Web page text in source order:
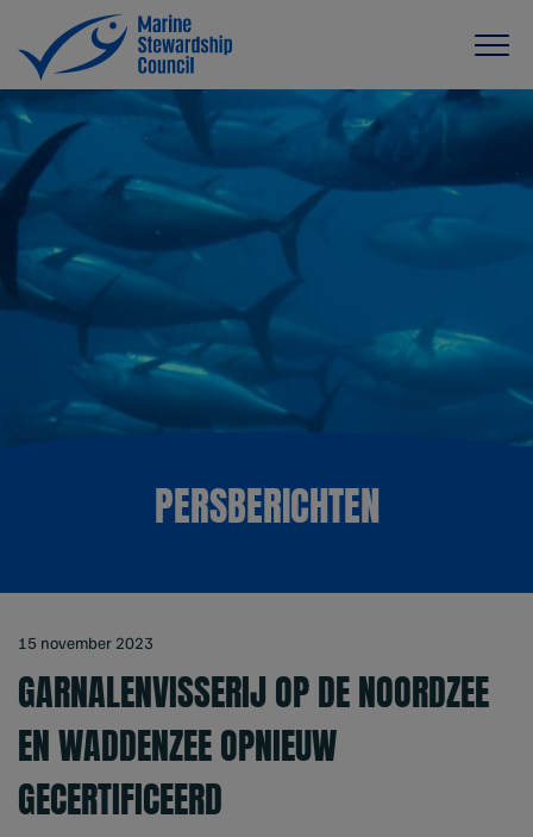
PERSBERICHTEN
15 november 2023
GARNALENVISSERIJ OP DE NOORDZEE
EN WADDENZEE OPNIEUW
GECERTIFICEERD